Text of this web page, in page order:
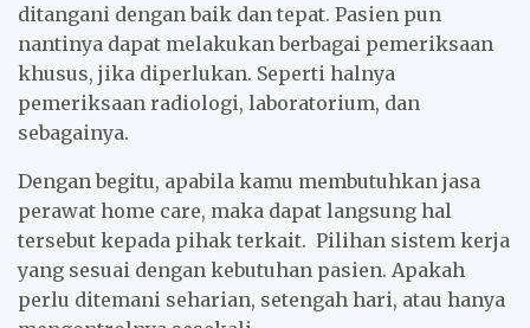
ditangani dengan baik dan tepat. Pasien pun
nantinya dapat melakukan berbagai pemeriksaan
khusus, jika diperlukan. Seperti halnya
pemeriksaan radiologi, laboratorium, dan
sebagainya.
Dengan begitu, apabila kamu membutuhkan jasa
perawat home care, maka dapat langsung hal
tersebut kepada pihak terkait. Pilihan sistem kerja
yang sesuai dengan kebutuhan pasien. Apakah
perlu ditemani seharian, setengah hari, atau hanya